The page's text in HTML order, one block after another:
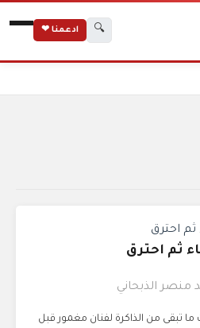
🔍 ادعمنا ❤
ثم احترق
منصر الذبحاني
من الذاكرة لفنان مغمور قبل